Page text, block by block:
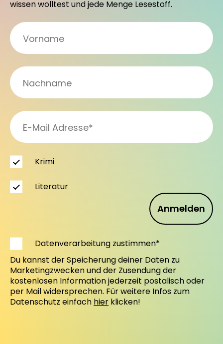
wissen wolltest und jede Menge Lesestoff.
Anmelden
Krimi
Literatur
Datenverarbeitung zustimmen*
Du kannst der Speicherung deiner Daten zu
Marketingzwecken und der Zusendung der
kostenlosen Information jederzeit postalisch oder
per Mail widersprechen. Für weitere Infos zum
Datenschutz einfach hier klicken!